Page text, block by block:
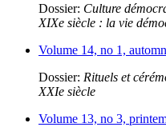
Dossier: Culture
XIXe siècle : la vie
Volume 14, no 1,
Dossier: Rituels et
XXIe siècle
Volume 13, no 3,